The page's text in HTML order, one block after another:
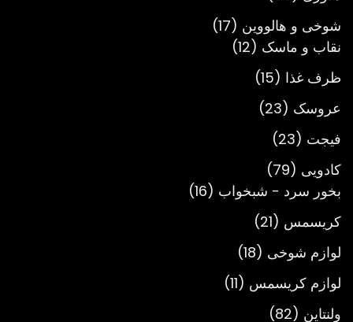
محصول
شوخی و هالووین 17
17
نقاب و ماسک 12
12
ظرف غذا 15
15
محصول
عروسک 23
23
فیجت 23
23
محصول
کادویی 79
79
محصول
بخور سرد - شبخواب 16
16
کریسمس 21
21
محصول
لوازم شوخی 18
18
محصول
لوازم کریسمس 11
11
ولنتاین 82
82